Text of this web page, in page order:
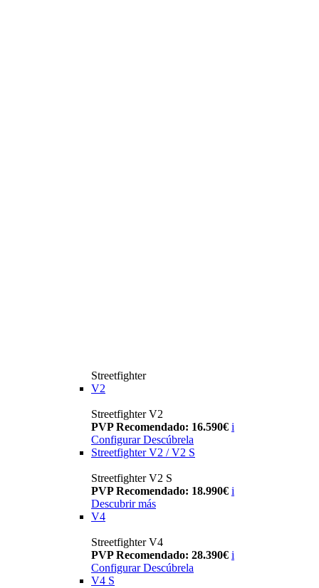
Streetfighter
V2
Streetfighter V2
PVP Recomendado: 16.590€ i
Configurar Descúbrela
Streetfighter V2 / V2 S
Streetfighter V2 S
PVP Recomendado: 18.990€ i
Descubrir más
V4
Streetfighter V4
PVP Recomendado: 28.390€ i
Configurar Descúbrela
V4 S